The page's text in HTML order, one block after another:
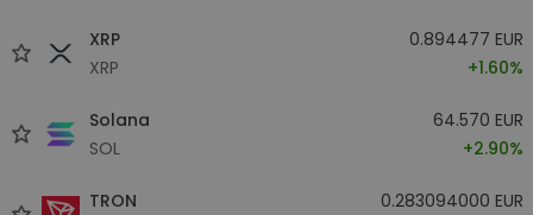
XRP
XRP
0.894477 EUR
+1.60%
Solana
SOL
64.570 EUR
+2.90%
TRON
0.283094000 EUR